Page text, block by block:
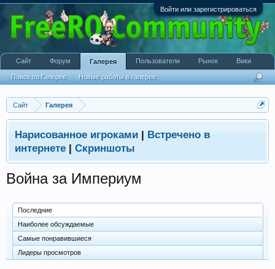
Войти или зарегистрироваться
Сайт Галерея
Нарисованное игроками | Встречено в
интернете | Скриншоты
Война за Империум
Последние
Наиболее обсуждаемые
Самые понравившиеся
Лидеры просмотров
Сайт Форум Галерея
Поиск по Галерее Новые работы в галерее
Пользователи Рынок Вики